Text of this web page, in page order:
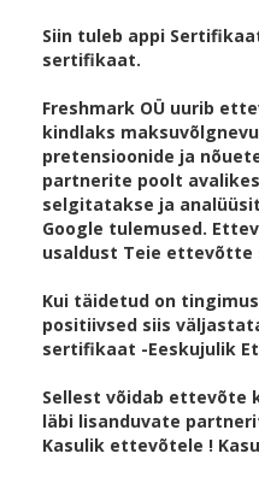
Siin tuleb appi
sertifikaat.
Freshmark OÜ uurib
kindlaks
pretensioonide ja
partnerite poolt
selgitatakse ja
Google tulemused.
usaldust Teie ettevõtte
Kui täidetud on
positiivsed siis
sertifikaat -Eeskujulik
Sellest võidab ettevõte
läbi lisanduvate
Kasulik ettevõtele !